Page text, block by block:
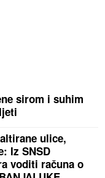
sirom i suhim
ulice,
Iz SNSD
voditi računa o